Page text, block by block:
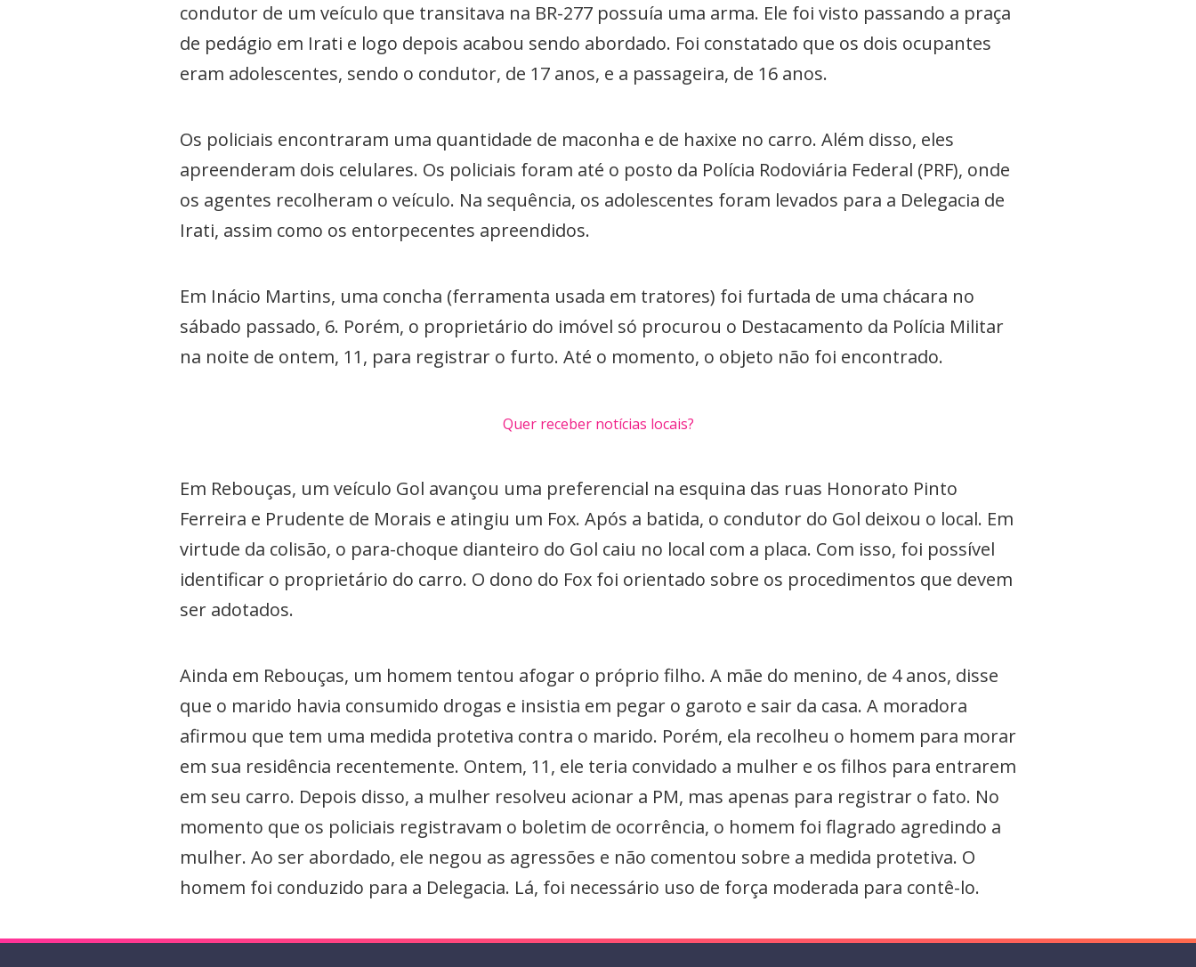
condutor de um veículo que transitava na BR-277 possuía uma arma. Ele foi visto passando a praça
de pedágio em Irati e logo depois acabou sendo abordado. Foi constatado que os dois ocupantes
eram adolescentes, sendo o condutor, de 17 anos, e a passageira, de 16 anos.
Os policiais encontraram uma quantidade de maconha e de haxixe no carro. Além disso, eles
apreenderam dois celulares. Os policiais foram até o posto da Polícia Rodoviária Federal (PRF), onde
os agentes recolheram o veículo. Na sequência, os adolescentes foram levados para a Delegacia de
Irati, assim como os entorpecentes apreendidos.
Em Inácio Martins, uma concha (ferramenta usada em tratores) foi furtada de uma chácara no
sábado passado, 6. Porém, o proprietário do imóvel só procurou o Destacamento da Polícia Militar
na noite de ontem, 11, para registrar o furto. Até o momento, o objeto não foi encontrado.
Quer receber notícias locais?
Em Rebouças, um veículo Gol avançou uma preferencial na esquina das ruas Honorato Pinto
Ferreira e Prudente de Morais e atingiu um Fox. Após a batida, o condutor do Gol deixou o local. Em
virtude da colisão, o para-choque dianteiro do Gol caiu no local com a placa. Com isso, foi possível
identificar o proprietário do carro. O dono do Fox foi orientado sobre os procedimentos que devem
ser adotados.
Ainda em Rebouças, um homem tentou afogar o próprio filho. A mãe do menino, de 4 anos, disse
que o marido havia consumido drogas e insistia em pegar o garoto e sair da casa. A moradora
afirmou que tem uma medida protetiva contra o marido. Porém, ela recolheu o homem para morar
em sua residência recentemente. Ontem, 11, ele teria convidado a mulher e os filhos para entrarem
em seu carro. Depois disso, a mulher resolveu acionar a PM, mas apenas para registrar o fato. No
momento que os policiais registravam o boletim de ocorrência, o homem foi flagrado agredindo a
mulher. Ao ser abordado, ele negou as agressões e não comentou sobre a medida protetiva. O
homem foi conduzido para a Delegacia. Lá, foi necessário uso de força moderada para contê-lo.